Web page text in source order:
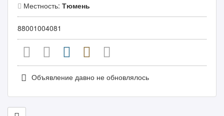
Местность: Тюмень
88001004081
Объявление давно не обновлялось